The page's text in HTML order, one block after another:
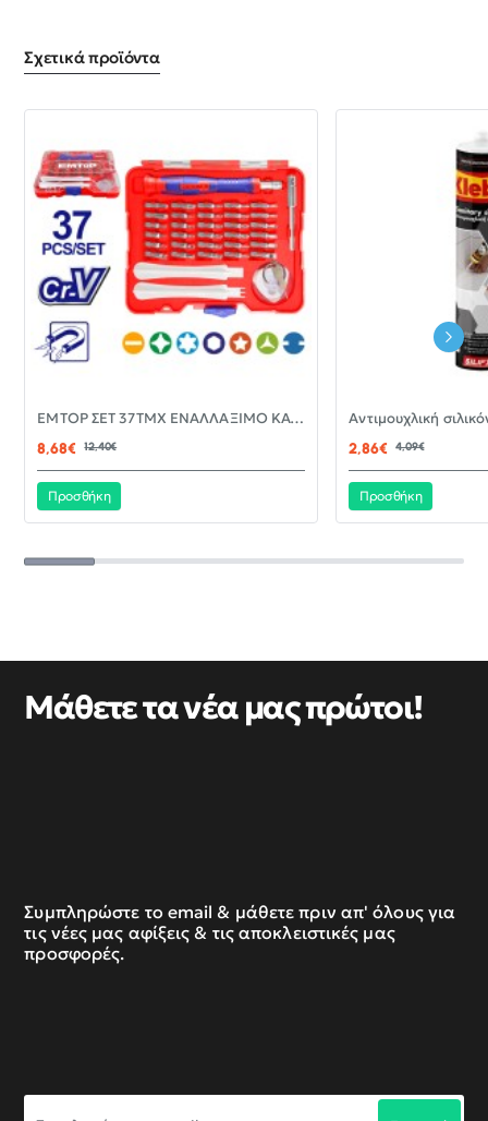
Σχετικά προϊόντα
-30%EMTOP ΣΕΤ 37ΤΜΧ ΕΝΑΛΛΑΞΙΜΟ ΚΑΤΣΑΒΙΔΙ ΜΕ ΜΥΤΕΣ EBST03702
8,68€
12,40€
Προσθήκη
2,86€ 4,09€
Προσθήκη
Μάθετε τα νέα μας πρώτοι!
Συμπληρώστε το email & μάθετε πριν απ' όλους για
τις νέες μας αφίξεις & τις αποκλειστικές μας
προσφορές.